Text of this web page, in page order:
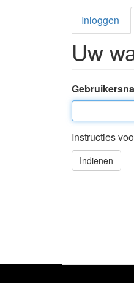
Inloggen
Uw
Instructies
Indienen